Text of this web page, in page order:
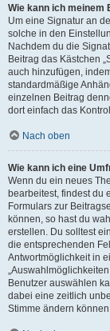
Wie kann ich meinem
Um eine Signatur an
solche in den
Nachdem du die
Beitrag das Kästchen
auch hinzufügen,
standardmäßige
einzelnen Beitrag
dort einfach das
Nach oben
Wie kann ich eine
Wenn du ein neues
bearbeitest, findest du
Formulars zur
können, so hast du
erstellen. Du solltest
die entsprechenden
Antwortmöglichkeit in
Benutzer auswählen
dabei eine zeitlich
Stimme ändern